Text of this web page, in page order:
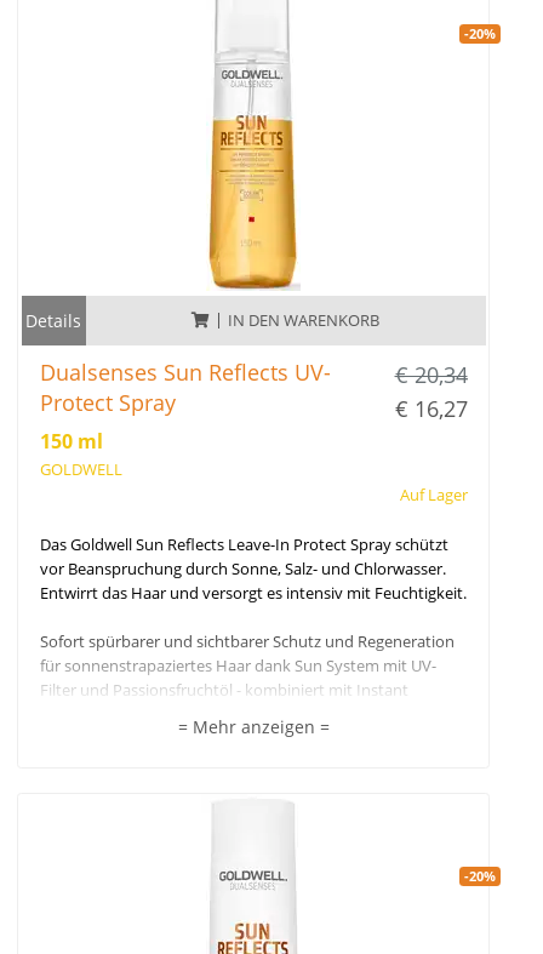
-20%
Details IN DEN WARENKORB
Dualsenses Sun Reflects UV-
Protect Spray
€ 20,34
€ 16,27
150 ml
GOLDWELL
Auf Lager
Das Goldwell Sun Reflects Leave-In Protect Spray schützt
vor Beanspruchung durch Sonne, Salz- und Chlorwasser.
Entwirrt das Haar und versorgt es intensiv mit Feuchtigkeit.
Sofort spürbarer und sichtbarer Schutz und Regeneration
für sonnenstrapaziertes Haar dank Sun System mit UV-
Filter und Passionsfruchtöl - kombiniert mit Instant
Haares durch Sonne. Salz- und Chlorwasser, entwirrt das
= Mehr anzeigen =
-20%